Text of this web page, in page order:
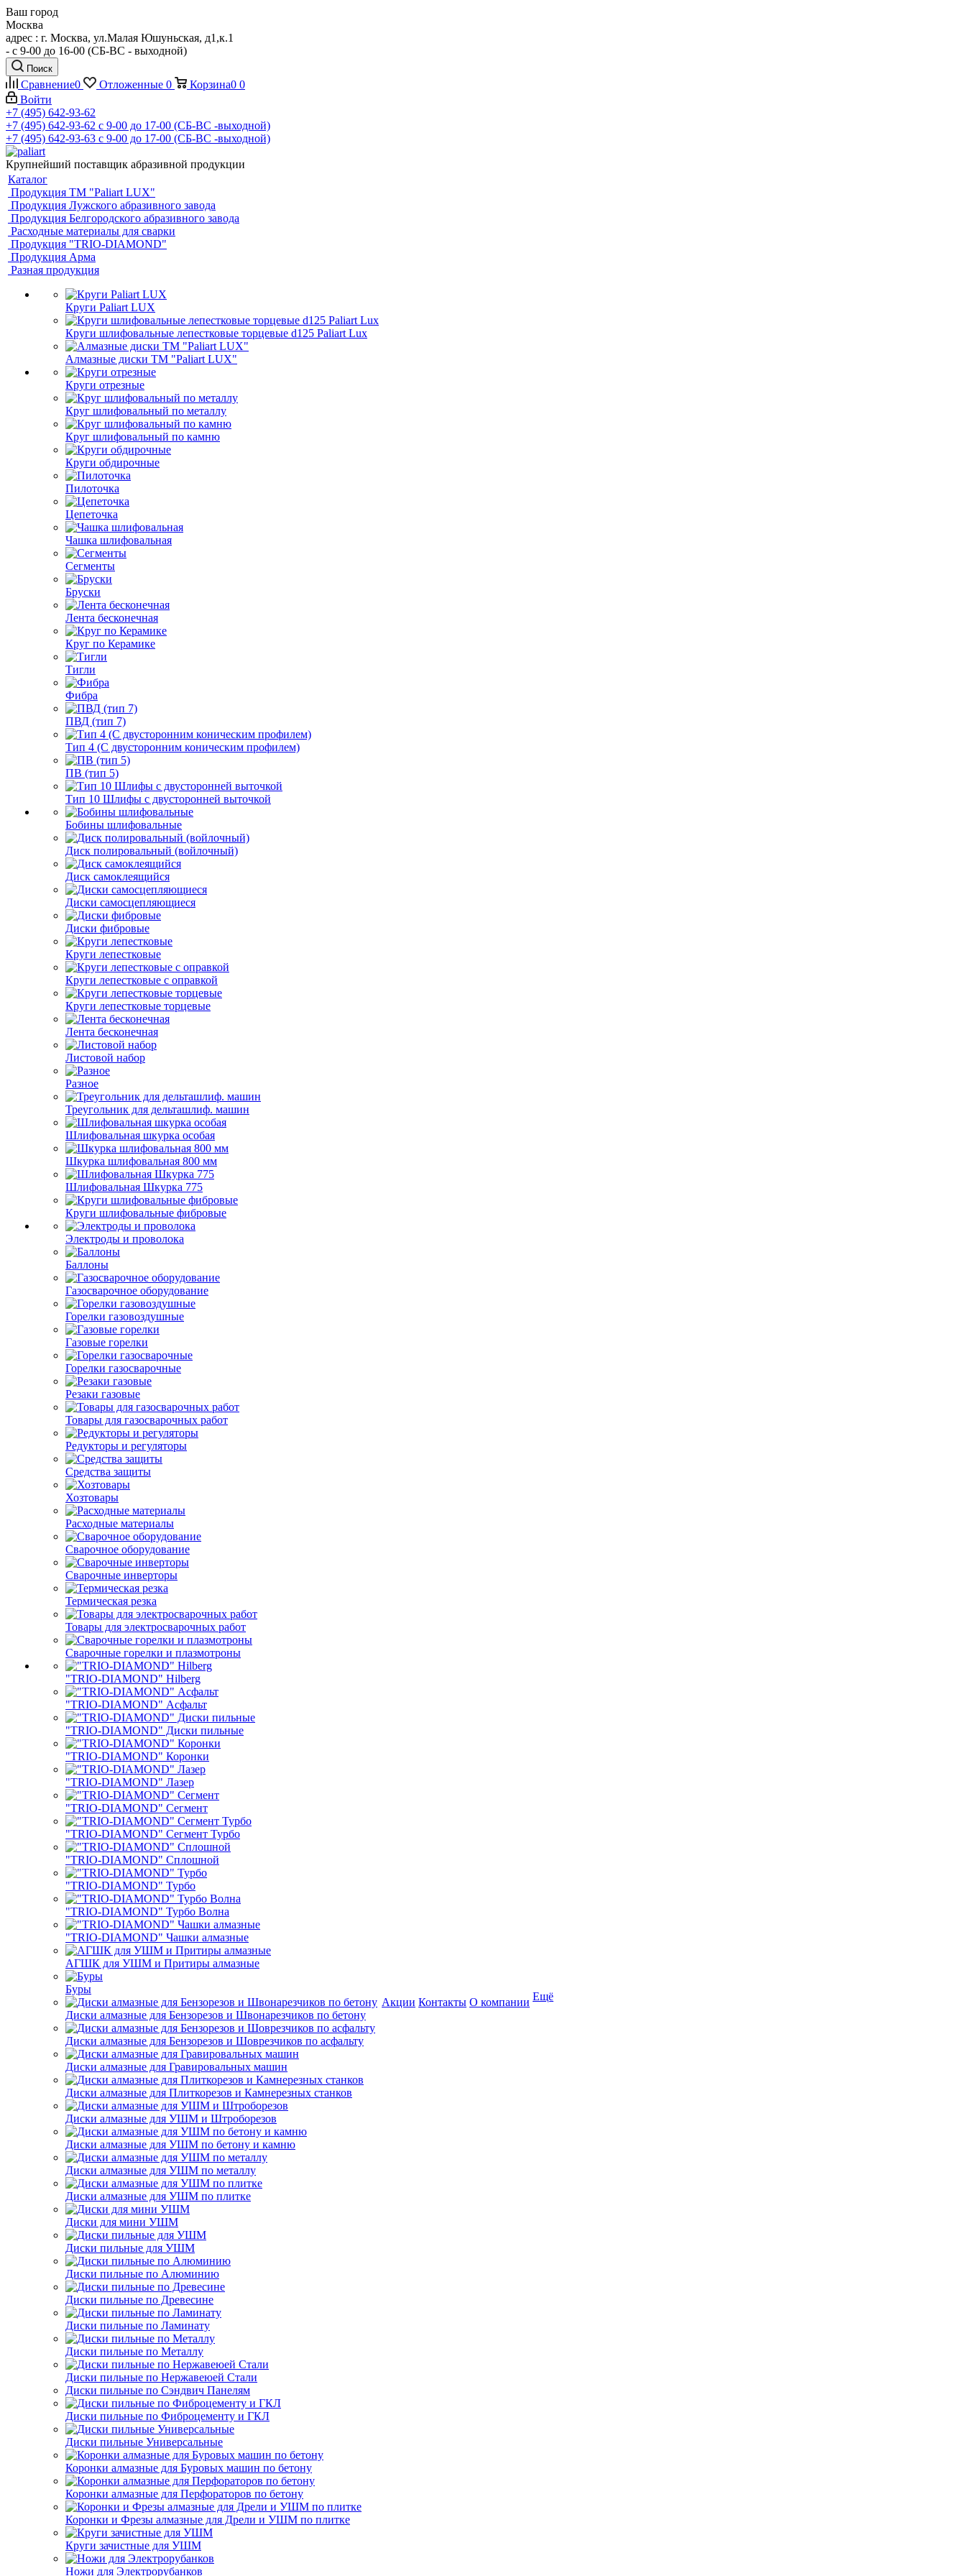
Ваш город
Москва
адрес : г. Москва, ул.Малая Юшуньская, д1,к.1
- c 9-00 до 16-00 (СБ-ВС - выходной)
Поиск
Сравнение0 Отложенные 0 Корзина0 0
Войти
+7 (495) 642-93-62
+7 (495) 642-93-62 c 9-00 до 17-00 (СБ-ВС -выходной)
+7 (495) 642-93-63 c 9-00 до 17-00 (СБ-ВС -выходной)
Крупнейший поставщик абразивной продукции
Каталог
Продукция ТМ "Paliart LUX"
Продукция Лужского абразивного завода
Продукция Белгородского абразивного завода
Расходные материалы для сварки
Продукция "TRIO-DIAMOND"
Продукция Арма
Разная продукция
Круги Paliart LUX
Круги шлифовальные лепестковые торцевые d125 Paliart Lux
Алмазные диски ТМ "Paliart LUX"
Круги отрезные
Круг шлифовальный по металлу
Круг шлифовальный по камню
Круги обдирочные
Пилоточка
Цепеточка
Чашка шлифовальная
Сегменты
Бруски
Лента бесконечная
Круг по Керамике
Тигли
Фибра
ПВД (тип 7)
Тип 4 (С двусторонним коническим профилем)
ПВ (тип 5)
Тип 10 Шлифы с двусторонней выточкой
Бобины шлифовальные
Диск полировальный (войлочный)
Диск самоклеящийся
Диски самосцепляющиеся
Диски фибровые
Круги лепестковые
Круги лепестковые с оправкой
Круги лепестковые торцевые
Лента бесконечная
Листовой набор
Разное
Треугольник для дельташлиф. машин
Шлифовальная шкурка особая
Шкурка шлифовальная 800 мм
Шлифовальная Шкурка 775
Круги шлифовальные фибровые
Электроды и проволока
Баллоны
Газосварочное оборудование
Горелки газовоздушные
Газовые горелки
Горелки газосварочные
Резаки газовые
Товары для газосварочных работ
Редукторы и регуляторы
Средства защиты
Хозтовары
Расходные материалы
Сварочное оборудование
Сварочные инверторы
Термическая резка
Товары для электросварочных работ
Сварочные горелки и плазмотроны
"TRIO-DIAMOND" Hilberg
"TRIO-DIAMOND" Асфальт
"TRIO-DIAMOND" Диски пильные
"TRIO-DIAMOND" Коронки
"TRIO-DIAMOND" Лазер
"TRIO-DIAMOND" Сегмент
"TRIO-DIAMOND" Сегмент Турбо
"TRIO-DIAMOND" Сплошной
"TRIO-DIAMOND" Турбо
"TRIO-DIAMOND" Турбо Волна
"TRIO-DIAMOND" Чашки алмазные
АГШК для УШМ и Притиры алмазные
Буры
Диски алмазные для Бензорезов и Швонарезчиков по бетону
Диски алмазные для Бензорезов и Шоврезчиков по асфальту
Диски алмазные для Гравировальных машин
Диски алмазные для Плиткорезов и Камнерезных станков
Диски алмазные для УШМ и Штроборезов
Диски алмазные для УШМ по бетону и камню
Диски алмазные для УШМ по металлу
Диски алмазные для УШМ по плитке
Диски для мини УШМ
Диски пильные для УШМ
Диски пильные по Алюминию
Диски пильные по Древесине
Диски пильные по Ламинату
Диски пильные по Металлу
Диски пильные по Нержавеюей Стали
Диски пильные по Сэндвич Панелям
Диски пильные по Фиброцементу и ГКЛ
Диски пильные Универсальные
Коронки алмазные для Буровых машин по бетону
Коронки алмазные для Перфораторов по бетону
Коронки и Фрезы алмазные для Дрели и УШМ по плитке
Круги зачистные для УШМ
Ножи для Электрорубанков
Акции Контакты О компании Ещё